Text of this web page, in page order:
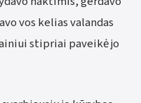
vos kelias valandas
stipriai paveikė jo